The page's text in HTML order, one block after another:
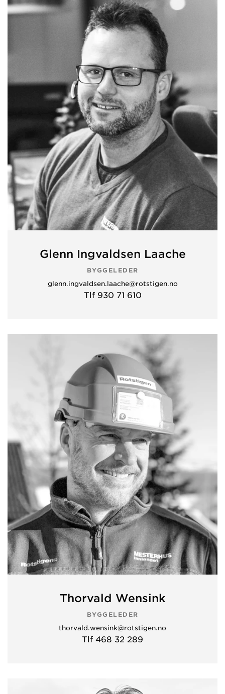
Glenn Ingvaldsen Laache
BYGGELEDER
glenn.ingvaldsen.laache@rotstigen.no
Tlf 930 71 610
Thorvald Wensink
BYGGELEDER
thorvald.wensink@rotstigen.no
Tlf 468 32 289